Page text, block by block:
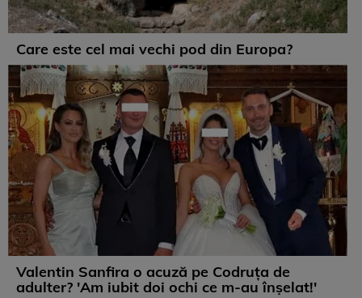
Care este cel mai vechi pod din Europa?
Valentin Sanfira o acuză pe Codruța de
adulter? 'Am iubit doi ochi ce m-au înșelat!'